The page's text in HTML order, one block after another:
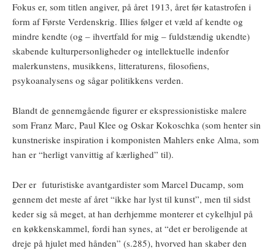
Fokus er, som titlen angiver, på året 1913, året før katastrofen i
form af Første Verdenskrig. Illies følger et væld af kendte og
mindre kendte (og – ihvertfald for mig – fuldstændig ukendte)
skabende kulturpersonligheder og intellektuelle indenfor
malerkunstens, musikkens, litteraturens, filosofiens,
psykoanalysens og sågar politikkens verden.
Blandt de gennemgående figurer er ekspressionistiske malere
som Franz Marc, Paul Klee og Oskar Kokoschka (som henter sin
kunstneriske inspiration i komponisten Mahlers enke Alma, som
han er “herligt vanvittig af kærlighed” til).
Der er futuristiske avantgardister som Marcel Ducamp, som
gennem det meste af året “ikke har lyst til kunst”, men til sidst
keder sig så meget, at han derhjemme monterer et cykelhjul på
en køkkenskammel, fordi han synes, at “det er beroligende at
dreje på hjulet med hånden” (s.285), hvorved han skaber den